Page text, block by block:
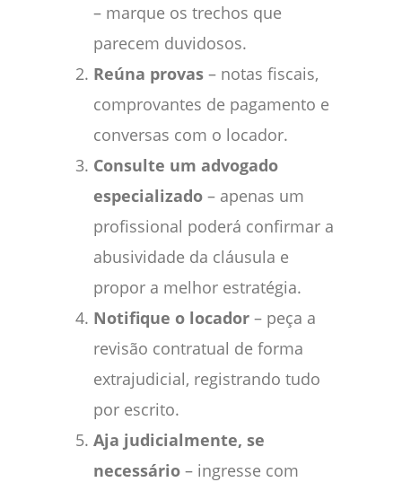
– marque os trechos que
parecem duvidosos.
Reúna provas – notas fiscais,
comprovantes de pagamento e
conversas com o locador.
Consulte um advogado
especializado – apenas um
profissional poderá confirmar a
abusividade da cláusula e
propor a melhor estratégia.
Notifique o locador – peça a
revisão contratual de forma
extrajudicial, registrando tudo
por escrito.
Aja judicialmente, se
necessário – ingresse com